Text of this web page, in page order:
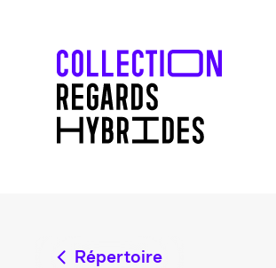
Répertoire